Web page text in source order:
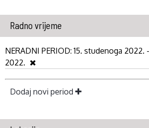
Radno vrijeme
NERADNI PERIOD:15. studenoga 2022.
2022.
Dodaj novi period